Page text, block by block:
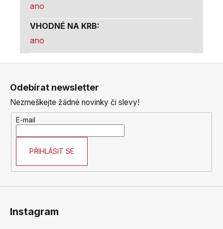
ano
VHODNÉ NA KRB:
ano
Odebírat newsletter
Nezmeškejte žádné novinky či slevy!
E-mail
PŘIHLÁSIT SE
Instagram